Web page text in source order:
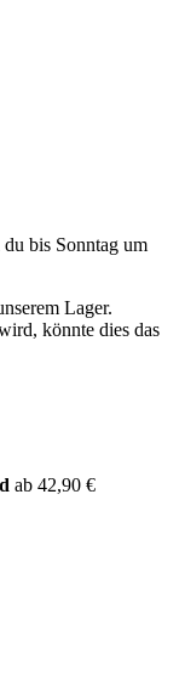
du bis Sonntag um
Lager.
könnte dies das
ab 42,90 €